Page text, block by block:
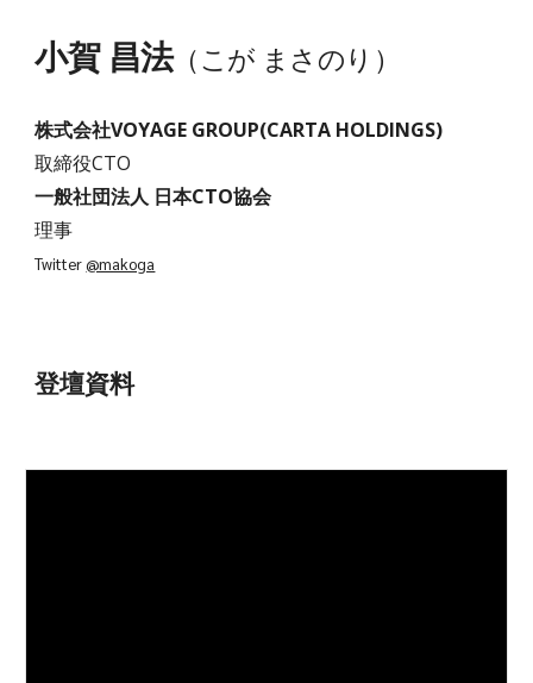
小賀 昌法（こが まさのり）
株式会社VOYAGE GROUP(CARTA HOLDINGS)
取締役CTO
一般社団法人 日本CTO協会
理事
Twitter @makoga
登壇資料